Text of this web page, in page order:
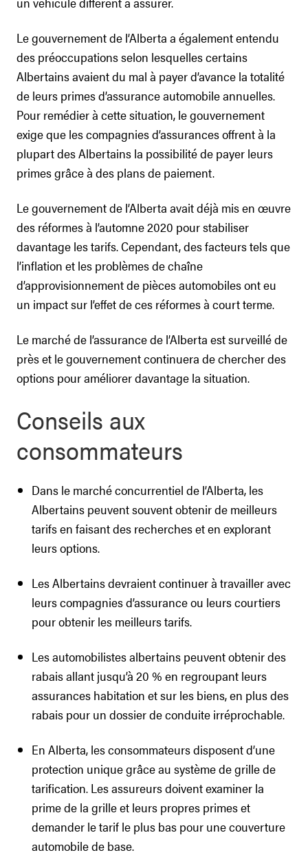
Le gouvernement de l’Alberta a également entendu
des préoccupations selon lesquelles certains
Albertains avaient du mal à payer d’avance la totalité
de leurs primes d’assurance automobile annuelles.
Pour remédier à cette situation, le gouvernement
exige que les compagnies d’assurances offrent à la
plupart des Albertains la possibilité de payer leurs
primes grâce à des plans de paiement.
Le gouvernement de l’Alberta avait déjà mis en œuvre
des réformes à l’automne 2020 pour stabiliser
davantage les tarifs. Cependant, des facteurs tels que
l’inflation et les problèmes de chaîne
d’approvisionnement de pièces automobiles ont eu
un impact sur l’effet de ces réformes à court terme.
Le marché de l’assurance de l’Alberta est surveillé de
près et le gouvernement continuera de chercher des
options pour améliorer davantage la situation.
Conseils aux
consommateurs
Dans le marché concurrentiel de l’Alberta, les
Albertains peuvent souvent obtenir de meilleurs
tarifs en faisant des recherches et en explorant
leurs options.
Les Albertains devraient continuer à travailler avec
leurs compagnies d’assurance ou leurs courtiers
pour obtenir les meilleurs tarifs.
Les automobilistes albertains peuvent obtenir des
rabais allant jusqu’à 20 % en regroupant leurs
assurances habitation et sur les biens, en plus des
rabais pour un dossier de conduite irréprochable.
En Alberta, les consommateurs disposent d’une
protection unique grâce au système de grille de
tarification. Les assureurs doivent examiner la
prime de la grille et leurs propres primes et
demander le tarif le plus bas pour une couverture
automobile de base.